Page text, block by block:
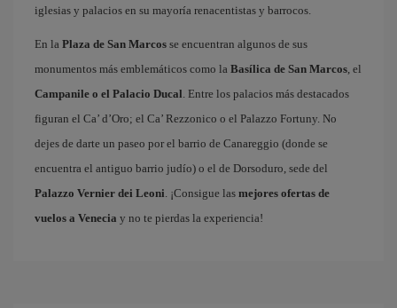
iglesias y palacios en su mayoría renacentistas y barrocos.
En la Plaza de San Marcos se encuentran algunos de sus
monumentos más emblemáticos como la Basílica de San Marcos, el
Campanile o el Palacio Ducal. Entre los palacios más destacados
figuran el Ca’ d’Oro; el Ca’ Rezzonico o el Palazzo Fortuny. No
dejes de darte un paseo por el barrio de Canareggio (donde se
encuentra el antiguo barrio judío) o el de Dorsoduro, sede del
Palazzo Vernier dei Leoni. ¡Consigue las mejores ofertas de
vuelos a Venecia y no te pierdas la experiencia!